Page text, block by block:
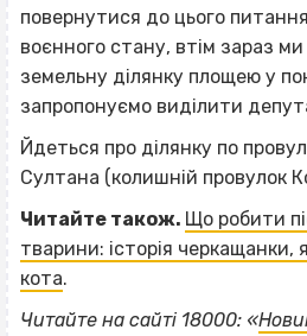
повернутися до цього
воєнного стану, втім зараз
земельну ділянку площею у
запропонуємо виділити
Йдеться про ділянку по
Султана (колишній провулок
Читайте також. Що робити
тварини: історія черкащанки,
кота.
Читайте на сайті 18000: «